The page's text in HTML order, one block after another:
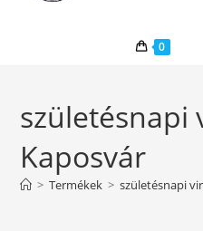
0
születésnapi
Kaposvár
> Termékek > születésnapi